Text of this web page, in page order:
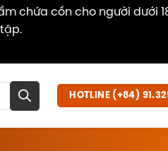
chứa cồn cho người dưới
HOTLINE (+84)